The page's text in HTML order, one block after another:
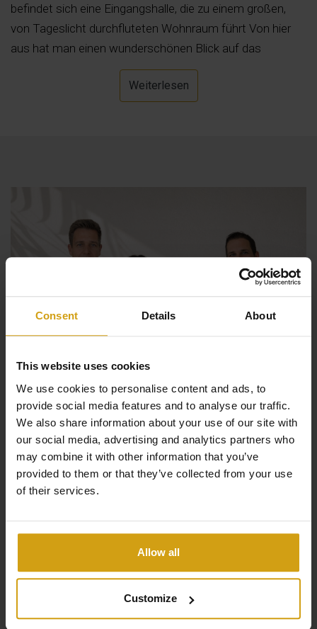
Consent Details About
This website uses cookies
We use cookies to personalise content and ads, to
provide social media features and to analyse our traffic.
We also share information about your use of our site with
our social media, advertising and analytics partners who
may combine it with other information that you’ve
provided to them or that they’ve collected from your use
of their services.
Allow all
Customize
befindet sich eine Eingangshalle, die zu einem großen,
von Tageslicht durchfluteten Wohnraum führt Von hier
aus hat man einen wunderschönen Blick auf das
Mittelmeer. Es umfasst ein Wohnzimmer mit Kamin, eine
maßgeschneiderte Cocktailbar und das Esszimmer. Von
Raum, der derzeit als Büro genutzt wird, könnte an
individuelle Bedürfnisse angepasst werden (Spielzimmer,
handgeschmiedeten Eisenbalustrade führt in die obere
gewidmet: Fitnessstudio, Hammam (Türkisches Bad),
finnische Sauna sowie Behandlungs- und Massageraum.
Auch das Äußere der Villa wurde sehr gepflegt. An der
Vorderseite des Hauses, mit Blick auf das Meer, befinden
sich der herrliche beheizte 18x10 m große Pool und die
unglaubliche Terrasse direkt am Meer. Viele
Außenbereiche umfassen einen Ruhebereich mit Blick
um unvergessliche Abendessen zu organisieren. Der
durch Außenbeleuchtung hervorgehoben werden. Eine
Garage für zwei Autos, eine Waschküche und mehrere
Lagerräume runden die Ausstattung ab. Ohne Zweifel
Weiterlesen
Die Vorteile von CasaLasDunas
Spezialisiert auf Neubau und Bestandsgebäude
Verkauf und Vermietung unter einem Dach
Wir kümmern uns um alles von A bis Z beim Hauskauf
Flexible Optionen zur Maximierung Ihrer Mietrendite